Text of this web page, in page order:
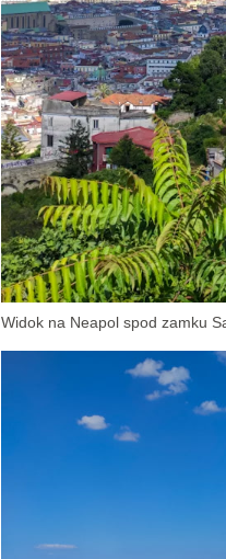
Widok na Neapol spod zamku